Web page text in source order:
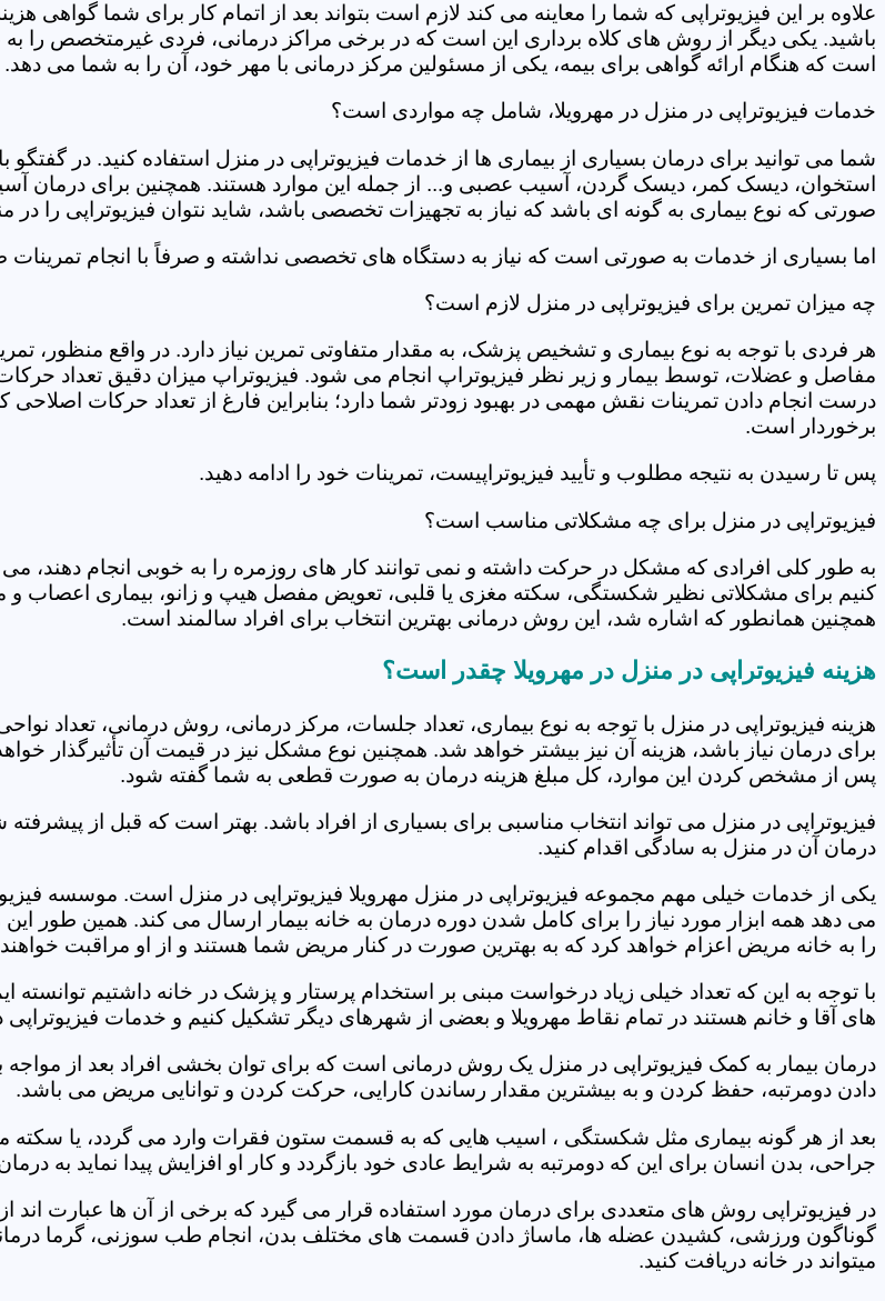
علاوه بر این فیزیوتراپی که شما را معاینه می کند لازم است بتواند بعد از اتمام کار برای شما گواهی
باشید. یکی دیگر از روش های کلاه برداری این است که در برخی مراکز درمانی، فردی غیرمتخصص را به
است که هنگام ارائه گواهی برای بیمه، یکی از مسئولین مرکز درمانی با مهر خود، آن را به شما می دهد.
خدمات فیزیوتراپی در منزل در مهرویلا، شامل چه مواردی است؟
شما می توانید برای درمان بسیاری از بیماری ها از خدمات فیزیوتراپی در منزل استفاده کنید. در گفتگو
استخوان، دیسک کمر، دیسک گردن، آسیب عصبی و... از جمله این موارد هستند. همچنین برای درمان
صورتی که نوع بیماری به گونه ای باشد که نیاز به تجهیزات تخصصی باشد، شاید نتوان فیزیوتراپی را در
اما بسیاری از خدمات به صورتی است که نیاز به دستگاه های تخصصی نداشته و صرفاً با انجام
چه میزان تمرین برای فیزیوتراپی در منزل لازم است؟
هر فردی با توجه به نوع بیماری و تشخیص پزشک، به مقدار متفاوتی تمرین نیاز دارد. در واقع
مفاصل و عضلات، توسط بیمار و زیر نظر فیزیوتراپ انجام می شود. فیزیوتراپ میزان دقیق تعداد
درست انجام دادن تمرینات نقش مهمی در بهبود زودتر شما دارد؛ بنابراین فارغ از تعداد حرکات اصلاحی
برخوردار است.
پس تا رسیدن به نتیجه مطلوب و تأیید فیزیوتراپیست، تمرینات خود را ادامه دهید.
فیزیوتراپی در منزل برای چه مشکلاتی مناسب است؟
به طور کلی افرادی که مشکل در حرکت داشته و نمی توانند کار های روزمره را به خوبی انجام دهند، می
کنیم برای مشکلاتی نظیر شکستگی، سکته مغزی یا قلبی، تعویض مفصل هیپ و زانو، بیماری اعصاب و
همچنین همانطور که اشاره شد، این روش درمانی بهترین انتخاب برای افراد سالمند است.
هزینه فیزیوتراپی در منزل در مهرویلا چقدر است؟
هزینه فیزیوتراپی در منزل با توجه به نوع بیماری، تعداد جلسات، مرکز درمانی، روش درمانی، تعداد
برای درمان نیاز باشد، هزینه آن نیز بیشتر خواهد شد. همچنین نوع مشکل نیز در قیمت آن تأثیرگذار
پس از مشخص کردن این موارد، کل مبلغ هزینه درمان به صورت قطعی به شما گفته شود.
فیزیوتراپی در منزل می تواند انتخاب مناسبی برای بسیاری از افراد باشد. بهتر است که قبل از
درمان آن در منزل به سادگی اقدام کنید.
یکی از خدمات خیلی مهم مجموعه فیزیوتراپی در منزل مهرویلا فیزیوتراپی در منزل است. موسسه
می دهد همه ابزار مورد نیاز را برای کامل شدن دوره درمان به خانه بیمار ارسال می کند. همین طور
را به خانه مریض اعزام خواهد کرد که به بهترین صورت در کنار مریض شما هستند و از او مراقبت
با توجه به این که تعداد خیلی زیاد درخواست مبنی بر استخدام پرستار و پزشک در خانه داشتیم
های آقا و خانم هستند در تمام نقاط مهرویلا و بعضی از شهرهای دیگر تشکیل کنیم و خدمات فیزیوتراپی
درمان بیمار به کمک فیزیوتراپی در منزل یک روش درمانی است که برای توان بخشی افراد بعد از
دادن دومرتبه، حفظ کردن و به بیشترین مقدار رساندن کارایی، حرکت کردن و توانایی مریض می باشد.
بعد از هر گونه بیماری مثل شکستگی ، اسیب هایی که به قسمت ستون فقرات وارد می گردد، یا
جراحی، بدن انسان برای این که دومرتبه به شرایط عادی خود بازگردد و کار او افزایش پیدا نماید به
در فیزیوتراپی روش های متعددی برای درمان مورد استفاده قرار می گیرد که برخی از آن ها عبارت اند
گوناگون ورزشی، کشیدن عضله ها، ماساژ دادن قسمت های مختلف بدن، انجام طب سوزنی، گرما
میتواند در خانه دریافت کنید.